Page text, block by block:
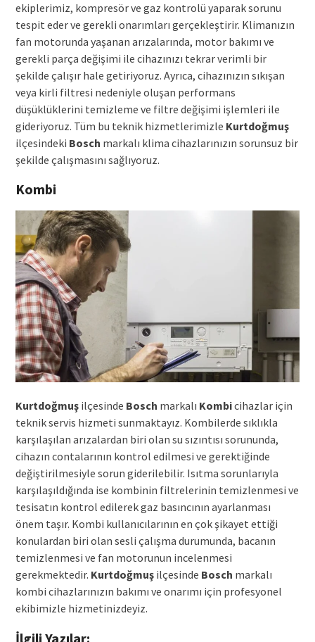
ekiplerimiz, kompresör ve gaz kontrolü yaparak sorunu
tespit eder ve gerekli onarımları gerçekleştirir. Klimanızın
fan motorunda yaşanan arızalarında, motor bakımı ve
gerekli parça değişimi ile cihazınızı tekrar verimli bir
şekilde çalışır hale getiriyoruz. Ayrıca, cihazınızın sıkışan
veya kirli filtresi nedeniyle oluşan performans
düşüklüklerini temizleme ve filtre değişimi işlemleri ile
gideriyoruz. Tüm bu teknik hizmetlerimizle Kurtdoğmuş
ilçesindeki Bosch markalı klima cihazlarınızın sorunsuz bir
şekilde çalışmasını sağlıyoruz.
Kombi
Kurtdoğmuşilçesinde Bosch markalı Kombicihazlar için
teknik servis hizmeti sunmaktayız. Kombilerde sıklıkla
karşılaşılan arızalardan biri olan su sızıntısı sorununda,
cihazın contalarının kontrol edilmesi ve gerektiğinde
değiştirilmesiyle sorun giderilebilir. Isıtma sorunlarıyla
karşılaşıldığında ise kombinin filtrelerinin temizlenmesi ve
tesisatın kontrol edilerek gaz basıncının ayarlanması
önem taşır. Kombi kullanıcılarının en çok şikayet ettiği
konulardan biri olan sesli çalışma durumunda, bacanın
temizlenmesi ve fan motorunun incelenmesi
gerekmektedir. Kurtdoğmuşilçesinde Bosch markalı
kombi cihazlarınızın bakımı ve onarımı için profesyonel
ekibimizle hizmetinizdeyiz.
İlgili Yazılar: